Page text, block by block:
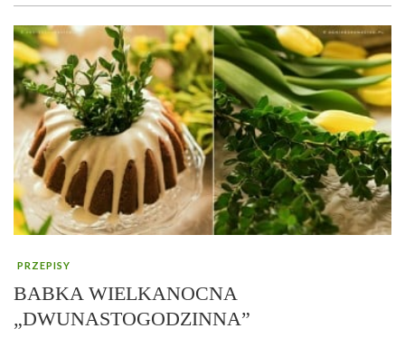
PRZEPISY
BABKA WIELKANOCNA
„DWUNASTOGODZINNA”